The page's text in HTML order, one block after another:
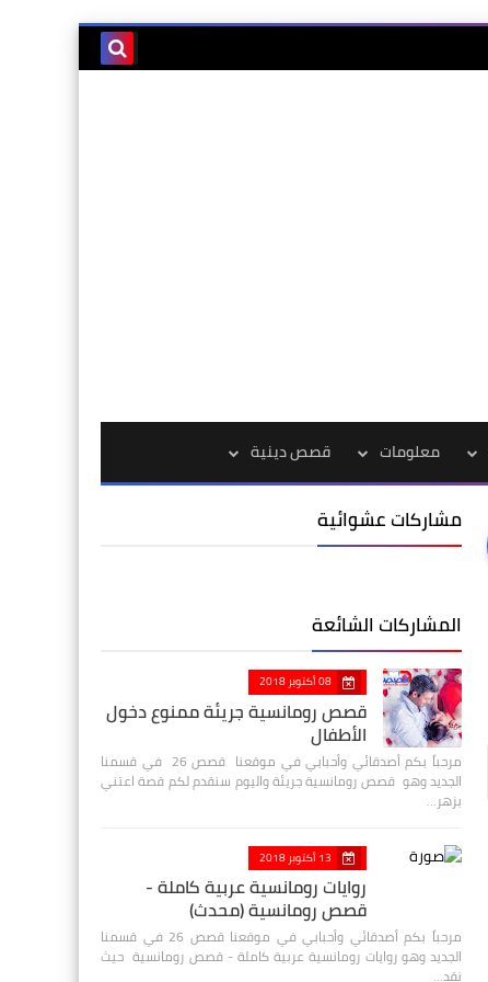
معلومات قصص دينية
مشاركات عشوائية
المشاركات الشائعة
08 أكتوبر 2018
قصص رومانسية جريئة ممنوع دخول
الأطفال
مرحباً بكم أصدقائي وأحبابي في موقعنا قصص 26 في قسمنا
الجديد وهو قصص رومانسية جريئة واليوم سنقدم لكم قصة اعتني
بزهر…
13 أكتوبر 2018
روايات رومانسية عربية كاملة -
قصص رومانسية (محدث)
مرحباً بكم أصدقائي وأحبابي في موقعنا قصص 26 في قسمنا
الجديد وهو روايات رومانسية عربية كاملة - قصص رومانسية حيث
نقد…